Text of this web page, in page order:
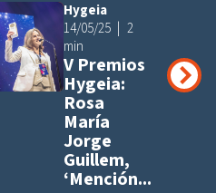
Añadir a
Hygeia
14/05/25
2
min
V Premios
Hygeia:
Rosa
María
Jorge
Guillem,
‘Mención...